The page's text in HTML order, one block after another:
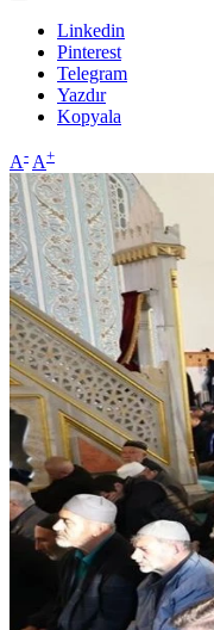
Linkedin
Pinterest
Telegram
Yazdır
Kopyala
A- A+